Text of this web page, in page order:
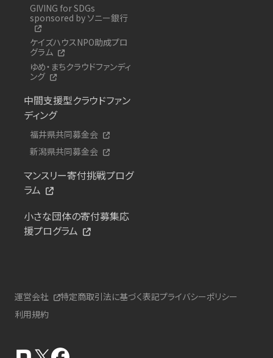
GIVING for SDGs
sponsored by ソニー銀行
ケイズハウスNPO助成プロ
グラム
ゆめ・まちクラウドファンディ
ング
中間支援型クラウドファン
ディング
福井県共同募金会
新潟県共同募金会
マンスリー寄付挑戦プログ
ラム
小さな団体の寄付募集応
援プログラム
運営会社 特定商取引法に基づく表記プライバシーポリシー
利用規約